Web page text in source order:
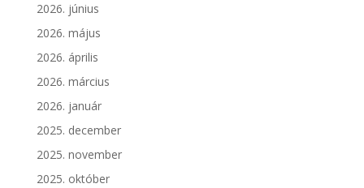
2026. június
2026. május
2026. április
2026. március
2026. január
2025. december
2025. november
2025. október